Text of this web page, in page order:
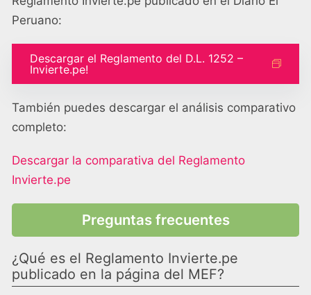
Peruano:
Descargar el Reglamento del D.L. 1252 –
Invierte.pe!
También puedes descargar el análisis comparativo
completo:
Descargar la comparativa del Reglamento
Invierte.pe
Preguntas frecuentes
¿Qué es el Reglamento Invierte.pe
publicado en la página del MEF?